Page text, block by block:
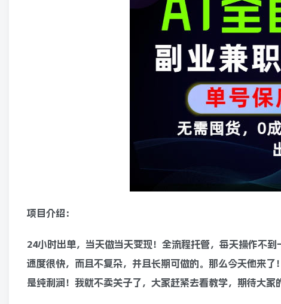
项目介绍：
24小时出单，当天做当天变现！全流程托管，每天操作不
速度很快，而且不复杂，并且长期可做的。那么今天他来
是纯利润！我就不卖关子了，大家赶紧去看教学，期待大家